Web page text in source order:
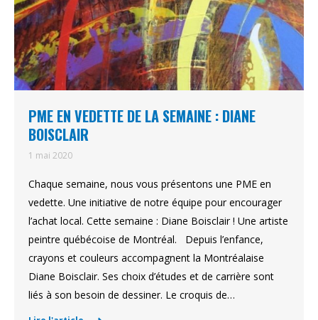
PME EN VEDETTE DE LA SEMAINE : DIANE
BOISCLAIR
1 mai 2020
Chaque semaine, nous vous présentons une PME en
vedette. Une initiative de notre équipe pour encourager
l’achat local. Cette semaine : Diane Boisclair ! Une artiste
peintre québécoise de Montréal. Depuis l’enfance,
crayons et couleurs accompagnent la Montréalaise
Diane Boisclair. Ses choix d’études et de carrière sont
liés à son besoin de dessiner. Le croquis de…